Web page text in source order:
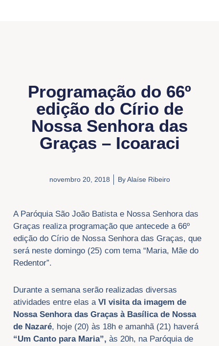
Programação do 66º
edição do Círio de
Nossa Senhora das
Graças – Icoaraci
novembro 20, 2018 ByAlaíse Ribeiro
A Paróquia São João Batista e Nossa Senhora das
Graças realiza programação que antecede a 66º
edição do Círio de Nossa Senhora das Graças, que
será neste domingo (25) com tema “Maria, Mãe do
Redentor”.
Durante a semana serão realizadas diversas
atividades entre elas a VI visita da imagem de
Nossa Senhora das Graças à Basílica de Nossa
de Nazaré, hoje (20) às 18h e amanhã (21) haverá
“Um Canto para Maria”, às 20h, na Paróquia de